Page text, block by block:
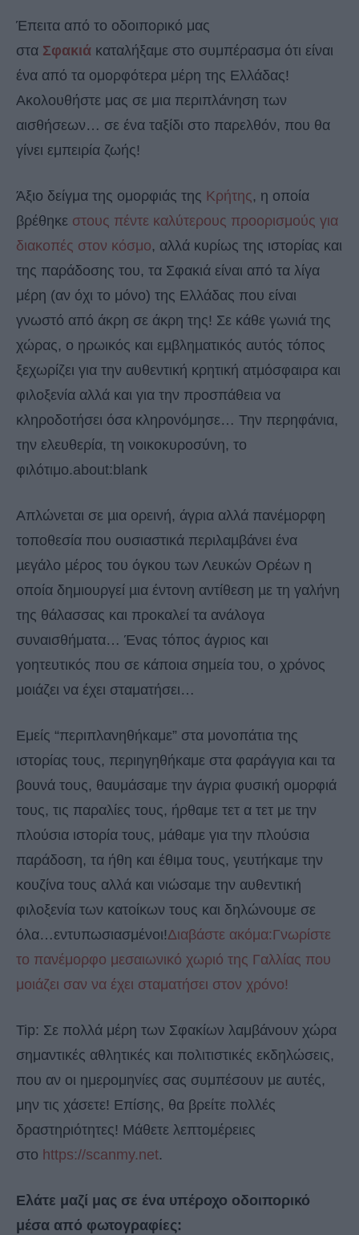
Έπειτα από το οδοιπορικό μας
στα Σφακιά καταλήξαμε στο συμπέρασμα ότι είναι
ένα από τα ομορφότερα μέρη της Ελλάδας!
Ακολουθήστε μας σε μια περιπλάνηση των
αισθήσεων… σε ένα ταξίδι στο παρελθόν, που θα
γίνει εμπειρία ζωής!
Άξιο δείγμα της ομορφιάς της Κρήτης, η οποία
βρέθηκε στους πέντε καλύτερους προορισμούς για
διακοπές στον κόσμο, αλλά κυρίως της ιστορίας και
της παράδοσης του, τα Σφακιά είναι από τα λίγα
μέρη (αν όχι το μόνο) της Ελλάδας που είναι
γνωστό από άκρη σε άκρη της! Σε κάθε γωνιά της
χώρας, ο ηρωικός και εµβληµατικός αυτός τόπος
ξεχωρίζει για την αυθεντική κρητική ατµόσφαιρα και
φιλοξενία αλλά και για την προσπάθεια να
κληροδοτήσει όσα κληρονόμησε… Την περηφάνια,
την ελευθερία, τη νοικοκυροσύνη, το
φιλότιμο.about:blank
Απλώνεται σε µια ορεινή, άγρια αλλά πανέµορφη
τοποθεσία που ουσιαστικά περιλαµβάνει ένα
µεγάλο µέρος του όγκου των Λευκών Ορέων η
οποία δημιουργεί µια έντονη αντίθεση µε τη γαλήνη
της θάλασσας και προκαλεί τα ανάλογα
συναισθήματα… Ένας τόπος άγριος και
γοητευτικός που σε κάποια σημεία του, ο χρόνος
μοιάζει να έχει σταματήσει…
Εμείς “περιπλανηθήκαμε” στα μονοπάτια της
ιστορίας τους, περιηγηθήκαμε στα φαράγγια και τα
βουνά τους, θαυμάσαμε την άγρια φυσική ομορφιά
τους, τις παραλίες τους, ήρθαμε τετ α τετ με την
πλούσια ιστορία τους, μάθαμε για την πλούσια
παράδοση, τα ήθη και έθιμα τους, γευτήκαμε την
κουζίνα τους αλλά και νιώσαμε την αυθεντική
φιλοξενία των κατοίκων τους και δηλώνουμε σε
όλα…εντυπωσιασμένοι!Διαβάστε ακόμα:Γνωρίστε
το πανέμορφο μεσαιωνικό χωριό της Γαλλίας που
μοιάζει σαν να έχει σταματήσει στον χρόνο!
Tip: Σε πολλά μέρη των Σφακίων λαμβάνουν χώρα
σημαντικές αθλητικές και πολιτιστικές εκδηλώσεις,
που αν οι ημερομηνίες σας συμπέσουν με αυτές,
μην τις χάσετε! Επίσης, θα βρείτε πολλές
δραστηριότητες! Μάθετε λεπτομέρειες
στο https://scanmy.net.
Ελάτε μαζί μας σε ένα υπέροχο οδοιπορικό
μέσα από φωτογραφίες: